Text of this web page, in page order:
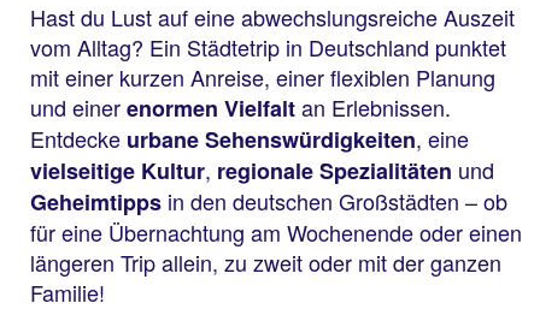
Hast du Lust auf eine abwechslungsreiche Auszeit
vom Alltag? Ein Städtetrip in Deutschland punktet
mit einer kurzen Anreise, einer flexiblen Planung
und einerenormen Vielfaltan Erlebnissen.
Entdecke urbane Sehenswürdigkeiten, eine
vielseitige Kultur, regionale Spezialitäten und
Geheimtipps in den deutschen Großstädten – ob
für eine Übernachtung am Wochenende oder einen
längeren Trip allein, zu zweit oder mit der ganzen
Familie!